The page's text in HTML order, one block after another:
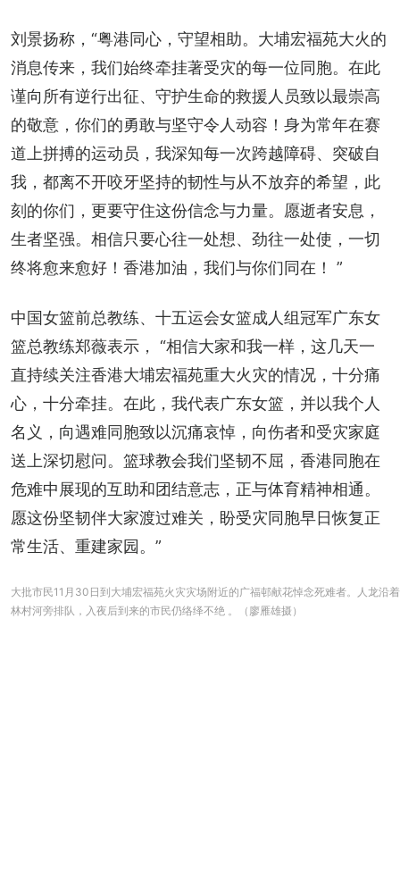
刘景扬称，“粤港同心，守望相助。大埔宏福苑大火的
消息传来，我们始终牵挂著受灾的每一位同胞。在此
谨向所有逆行出征、守护生命的救援人员致以最崇高
的敬意，你们的勇敢与坚守令人动容！身为常年在赛
道上拼搏的运动员，我深知每一次跨越障碍、突破自
我，都离不开咬牙坚持的韧性与从不放弃的希望，此
刻的你们，更要守住这份信念与力量。愿逝者安息，
生者坚强。相信只要心往一处想、劲往一处使，一切
终将愈来愈好！香港加油，我们与你们同在！ ”
中国女篮前总教练、十五运会女篮成人组冠军广东女
篮总教练郑薇表示， “相信大家和我一样，这几天一
直持续关注香港大埔宏福苑重大火灾的情况，十分痛
心，十分牵挂。在此，我代表广东女篮，并以我个人
名义，向遇难同胞致以沉痛哀悼，向伤者和受灾家庭
送上深切慰问。篮球教会我们坚韧不屈，香港同胞在
危难中展现的互助和团结意志，正与体育精神相通。
愿这份坚韧伴大家渡过难关，盼受灾同胞早日恢复正
常生活、重建家园。”
大批市民11月30日到大埔宏福苑火灾灾场附近的广福邨献花悼念死难者。人龙沿着
林村河旁排队，入夜后到来的市民仍络绎不绝 。（廖雁雄摄）